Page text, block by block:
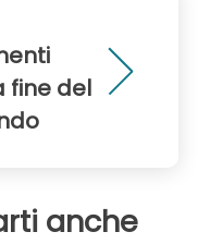
fine del
anche